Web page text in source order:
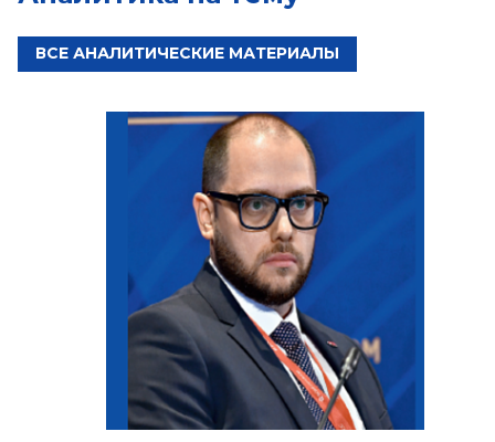
ВСЕ АНАЛИТИЧЕСКИЕ МАТЕРИАЛЫ